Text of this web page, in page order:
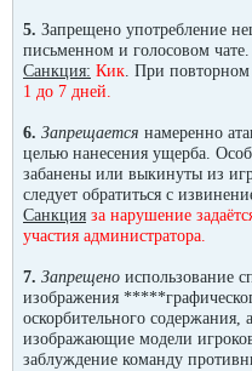
5. Запрещено употребление
письменном и голосовом чате.
Санкция: Кик . При
1 до 7 дней.
6. Запрещается намеренно
целью нанесения ущерба.
забанены или выкинуты из
следует обратиться с
Санкция за нарушение
участия администратора.
7. Запрещено использование
изображения
оскорбительного
изображающие модели
заблуждение команду